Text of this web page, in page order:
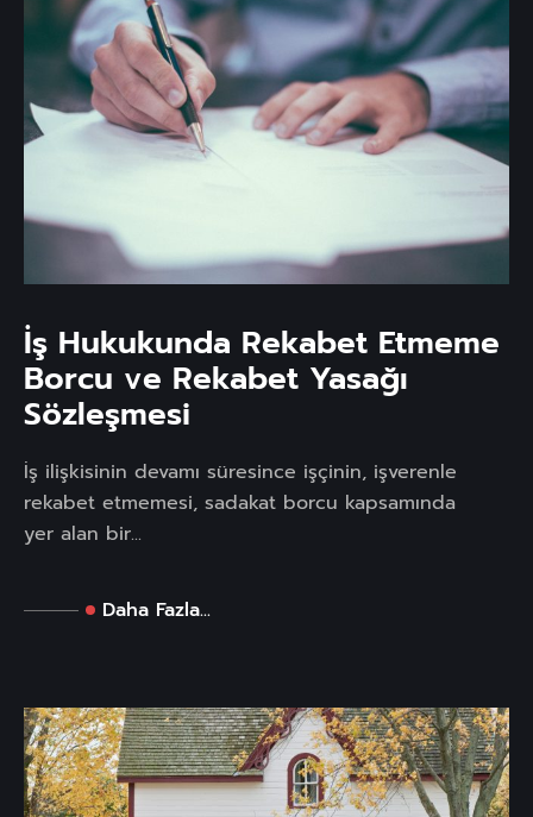
İş Hukukunda Rekabet Etmeme
Borcu ve Rekabet Yasağı
Sözleşmesi
İş ilişkisinin devamı süresince işçinin, işverenle
rekabet etmemesi, sadakat borcu kapsamında
yer alan bir...
Daha Fazla...